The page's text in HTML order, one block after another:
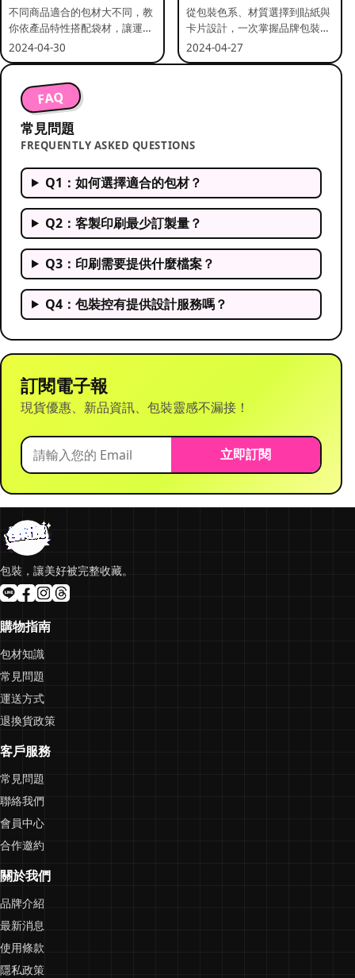
不同商品適合的包材大不同，教
你依產品特性搭配袋材，讓運送
更安全。
2024-04-30
從包裝色系、材質選擇到貼紙與
卡片設計，一次掌握品牌包裝的
關鍵要素。
2024-04-27
FAQ
常見問題
FREQUENTLY ASKED QUESTIONS
Q1：如何選擇適合的包材？
Q2：客製印刷最少訂製量？
Q3：印刷需要提供什麼檔案？
Q4：包裝控有提供設計服務嗎？
訂閱電子報
現貨優惠、新品資訊、包裝靈感不漏接！
立即訂閱
包裝，讓美好被完整收藏。
購物指南
包材知識
常見問題
運送方式
退換貨政策
客戶服務
常見問題
聯絡我們
會員中心
合作邀約
關於我們
品牌介紹
最新消息
使用條款
隱私政策